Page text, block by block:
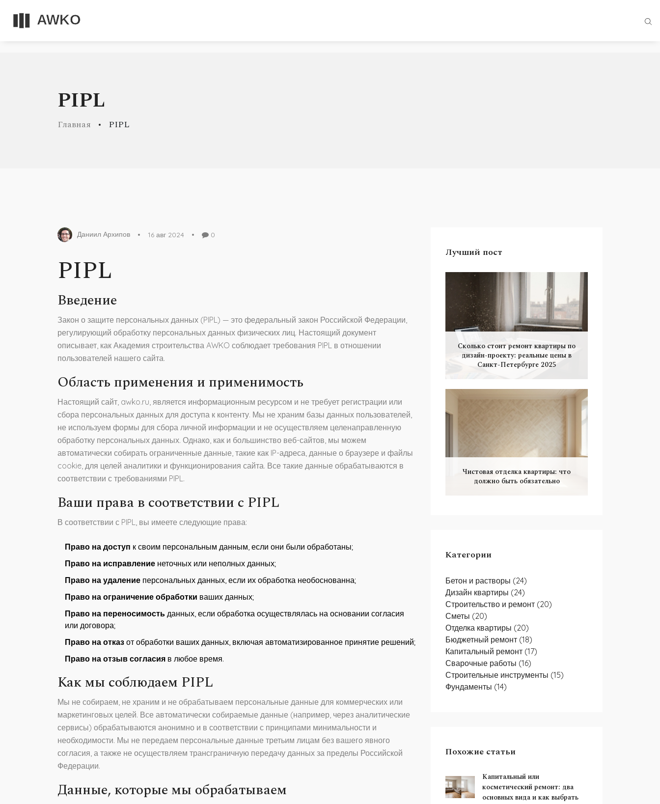
PIPL
Главная PIPL
Даниил Архипов 16 авг 2024 0
PIPL
Введение
Закон о защите персональных данных (PIPL) — это федеральный закон Российской Федерации,
регулирующий обработку персональных данных физических лиц. Настоящий документ
описывает, как Академия строительства AWKO соблюдает требования PIPL в отношении
пользователей нашего сайта.
Область применения и применимость
Настоящий сайт, awko.ru, является информационным ресурсом и не требует регистрации или
сбора персональных данных для доступа к контенту. Мы не храним базы данных пользователей,
не используем формы для сбора личной информации и не осуществляем целенаправленную
обработку персональных данных. Однако, как и большинство веб-сайтов, мы можем
автоматически собирать ограниченные данные, такие как IP-адреса, данные о браузере и файлы
cookie, для целей аналитики и функционирования сайта. Все такие данные обрабатываются в
соответствии с требованиями PIPL.
Ваши права в соответствии с PIPL
В соответствии с PIPL, вы имеете следующие права:
Право на доступ к своим персональным данным, если они были обработаны;
Право на исправление неточных или неполных данных;
Право на удаление персональных данных, если их обработка необоснованна;
Право на ограничение обработки ваших данных;
Право на переносимость данных, если обработка осуществлялась на основании согласия
или договора;
Право на отказ от обработки ваших данных, включая автоматизированное принятие решений;
Право на отзыв согласия в любое время.
Как мы соблюдаем PIPL
Мы не собираем, не храним и не обрабатываем персональные данные для коммерческих или
маркетинговых целей. Все автоматически собираемые данные (например, через аналитические
сервисы) обрабатываются анонимно и в соответствии с принципами минимальности и
необходимости. Мы не передаем персональные данные третьим лицам без вашего явного
согласия, а также не осуществляем трансграничную передачу данных за пределы Российской
Федерации.
Данные, которые мы обрабатываем
Лучший пост
Сколько стоит ремонт квартиры по
дизайн-проекту: реальные цены в
Санкт-Петербурге 2025
Чистовая отделка квартиры: что
должно быть обязательно
Категории
Бетон и растворы (24)
Дизайн квартиры (24)
Строительство и ремонт (20)
Сметы (20)
Отделка квартиры (20)
Бюджетный ремонт (18)
Капитальный ремонт (17)
Сварочные работы (16)
Строительные инструменты (15)
Фундаменты (14)
Похожие статьи
Капитальный или
косметический ремонт: два
основных вида и как выбрать